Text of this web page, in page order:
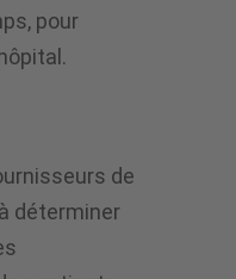
pour
de
déterminer